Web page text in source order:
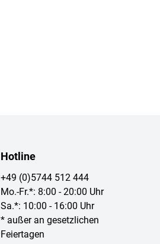
Hotline
+49 (0)5744 512 444
Mo.-Fr.*: 8:00 - 20:00 Uhr
Sa.*: 10:00 - 16:00 Uhr
* außer an gesetzlichen
Feiertagen